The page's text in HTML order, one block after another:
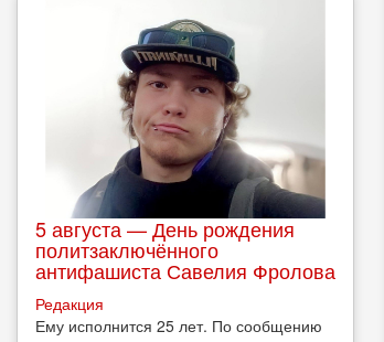
5 августа — День рождения
политзаключённого
антифашиста Савелия Фролова
Редакция
Ему исполнится 25 лет. По сообщению